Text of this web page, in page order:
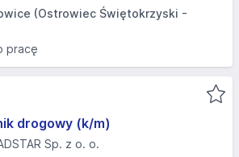
(Ostrowiec Świętokrzyski -
pracę
drogowy (k/m)
Sp. z o. o.